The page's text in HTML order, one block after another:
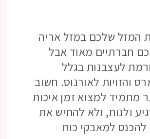
המזל שלכם במזל אריה
חברתיים מאוד אבל
לעצבנות בגלל
והזויות לאורנוס. חשוב
מתמיד למצוא זמן איכות
ולנוח, ולא להתיש את
למאבקי כוח